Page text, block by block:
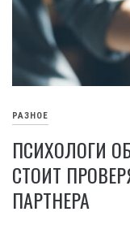
РАЗНОЕ
ПСИХОЛОГИ
СТОИТ
ПАРТНЕРА